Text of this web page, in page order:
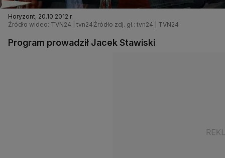
Horyzont, 20.10.2012 r.
Źródło wideo: TVN24 | tvn24 Źródło zdj. gł.: tvn24 | TVN24
Program prowadził Jacek Stawiski